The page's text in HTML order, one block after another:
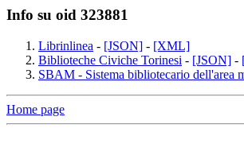
Info su oid 323881
Librinlinea - [JSON] - [XML]
Biblioteche Civiche Torinesi - [JSON] -
SBAM - Sistema bibliotecario dell'area
Home page